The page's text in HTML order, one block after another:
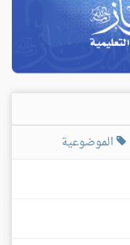
الموضوعية